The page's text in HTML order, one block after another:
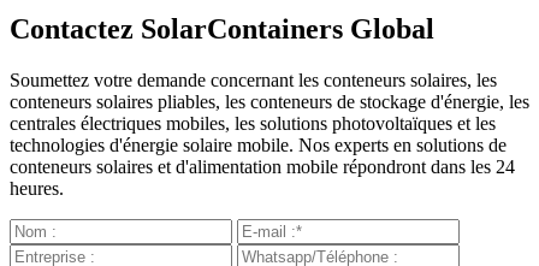
Contactez SolarContainers Global
Soumettez votre demande concernant les conteneurs solaires, les
conteneurs solaires pliables, les conteneurs de stockage d'énergie, les
centrales électriques mobiles, les solutions photovoltaïques et les
technologies d'énergie solaire mobile. Nos experts en solutions de
conteneurs solaires et d'alimentation mobile répondront dans les 24
heures.